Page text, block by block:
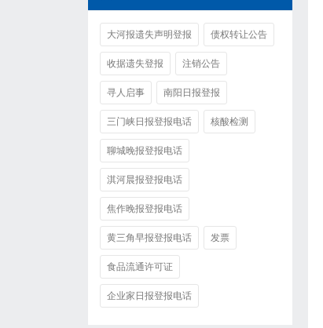
大河报遗失声明登报 债权转让公告
收据遗失登报 注销公告
寻人启事 南阳日报登报
三门峡日报登报电话 核酸检测
聊城晚报登报电话
淇河晨报登报电话
焦作晚报登报电话
黄三角早报登报电话 发票
食品流通许可证
企业家日报登报电话